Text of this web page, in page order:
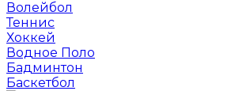
Волейбол
Теннис
Хоккей
Водное Поло
Бадминтон
Баскетбол